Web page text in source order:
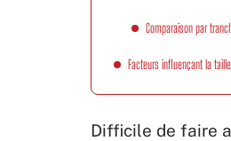
Comparaison par
Facteurs influençant la
Difficile de faire